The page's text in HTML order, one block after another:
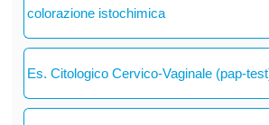
colorazione istochimica
Es. Citologico Cervico-Vaginale (pap-